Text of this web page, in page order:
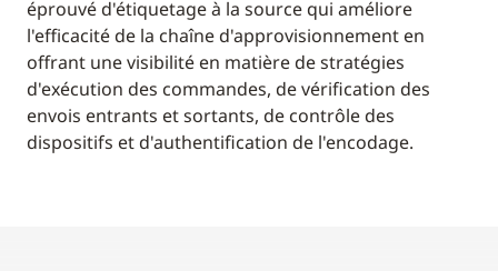
éprouvé d'étiquetage à la source qui améliore
l'efficacité de la chaîne d'approvisionnement en
offrant une visibilité en matière de stratégies
d'exécution des commandes, de vérification des
envois entrants et sortants, de contrôle des
dispositifs et d'authentification de l'encodage.